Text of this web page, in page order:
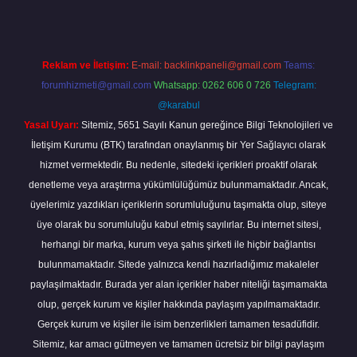
Reklam ve İletişim: E-mail: backlinkpaneli@gmail.com Teams:
forumhizmeti@gmail.com Whatsapp: 0262 606 0 726 Telegram:
@karabul
Yasal Uyarı: Sitemiz, 5651 Sayılı Kanun gereğince Bilgi Teknolojileri ve
İletişim Kurumu (BTK) tarafından onaylanmış bir Yer Sağlayıcı olarak
hizmet vermektedir. Bu nedenle, sitedeki içerikleri proaktif olarak
denetleme veya araştırma yükümlülüğümüz bulunmamaktadır. Ancak,
üyelerimiz yazdıkları içeriklerin sorumluluğunu taşımakta olup, siteye
üye olarak bu sorumluluğu kabul etmiş sayılırlar. Bu internet sitesi,
herhangi bir marka, kurum veya şahıs şirketi ile hiçbir bağlantısı
bulunmamaktadır. Sitede yalnızca kendi hazırladığımız makaleler
paylaşılmaktadır. Burada yer alan içerikler haber niteliği taşımamakta
olup, gerçek kurum ve kişiler hakkında paylaşım yapılmamaktadır.
Gerçek kurum ve kişiler ile isim benzerlikleri tamamen tesadüfidir.
Sitemiz, kar amacı gütmeyen ve tamamen ücretsiz bir bilgi paylaşım